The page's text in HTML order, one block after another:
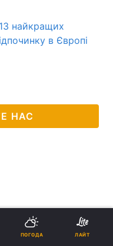
13 найкращих
в Європі
НАС
ПОГОДА ЛАЙТ